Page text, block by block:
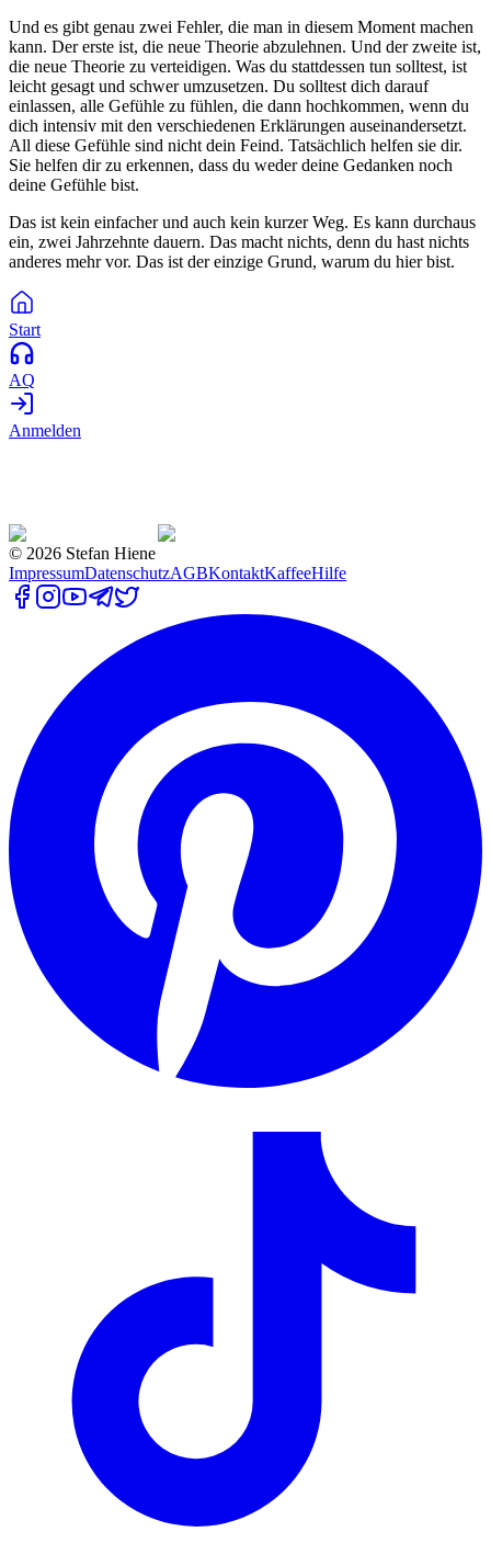
Und es gibt genau zwei Fehler, die man in diesem Moment machen
kann. Der erste ist, die neue Theorie abzulehnen. Und der zweite ist,
die neue Theorie zu verteidigen. Was du stattdessen tun solltest, ist
leicht gesagt und schwer umzusetzen. Du solltest dich darauf
einlassen, alle Gefühle zu fühlen, die dann hochkommen, wenn du
dich intensiv mit den verschiedenen Erklärungen auseinandersetzt.
All diese Gefühle sind nicht dein Feind. Tatsächlich helfen sie dir.
Sie helfen dir zu erkennen, dass du weder deine Gedanken noch
deine Gefühle bist.
Das ist kein einfacher und auch kein kurzer Weg. Es kann durchaus
ein, zwei Jahrzehnte dauern. Das macht nichts, denn du hast nichts
anderes mehr vor. Das ist der einzige Grund, warum du hier bist.
Start
AQ
Anmelden
© 2026 Stefan Hiene
ImpressumDatenschutzAGBKontaktKaffeeHilfe